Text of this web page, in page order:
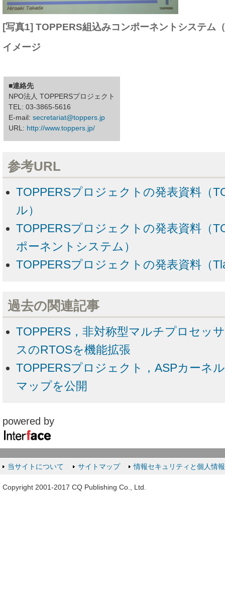
[写真1] TOPPERS組込みコンポーネントシステム
イメージ
■連絡先
NPO法人 TOPPERSプロジェクト
TEL: 03-3865-5616
E-mail: secretariat@toppers.jp
URL: http://www.toppers.jp/
参考URL
TOPPERSプロジェクトの発表資料（
ル）
TOPPERSプロジェクトの発表資料（
ポーネントシステム）
TOPPERSプロジェクトの発表資料（
過去の関連記事
TOPPERS，非対称型マルチプロセッ
スのRTOSを機能拡張
TOPPERSプロジェクト，ASPカーネ
マップを公開
powered by
当サイトについて サイトマップ 情報セキュリティと個人情
Copyright 2001-2017 CQ Publishing Co., Ltd.